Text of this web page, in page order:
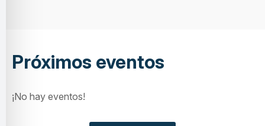
Próximos eventos
¡No hay eventos!